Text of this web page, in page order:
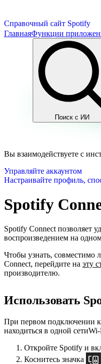
Справочный сайт Spotify
ГлавнаяФункции
Поиск с ИИ
Вы взаимодействуете с
Управляйте аккаунтом
Настраивайте профиль,
Spotify
Spotify Connect позволяет
воспроизведением на
Чтобы узнать, совместимо
Connect, перейдите на эту
производителю.
Использовать
При первом подключении к
находиться в одной
Откройте Spotify и
Коснитесь значка